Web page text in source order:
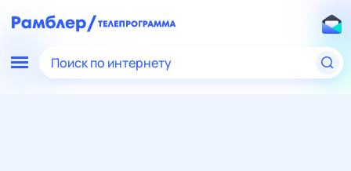
Поиск по интернету